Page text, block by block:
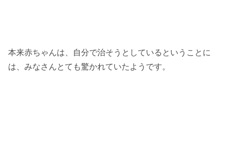
本来赤ちゃんは、自分で治そうとしているということに
は、みなさんとても驚かれていたようです。